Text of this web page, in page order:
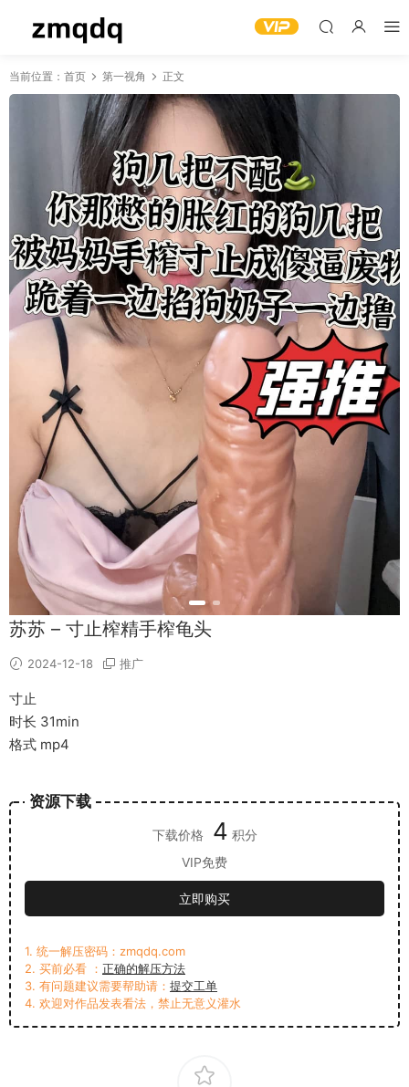
当前位置： 首页 第一视角 正文
苏苏 – 寸止榨精手榨龟头
2024-12-18 推广
寸止
时长 31min
格式 mp4
资源下载
下载价格 4 积分
VIP免费
立即购买
1. 统一解压密码：zmqdq.com
2. 买前必看 ： 正确的解压方法
3. 有问题建议需要帮助请： 提交工单
4. 欢迎对作品发表看法，禁止无意义灌水